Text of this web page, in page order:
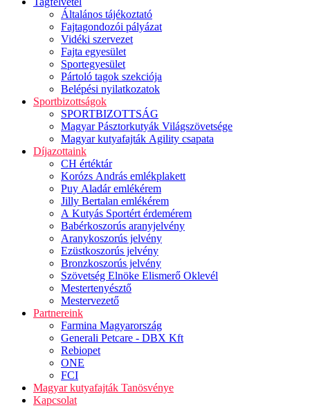
Általános tájékoztató
Fajtagondozói pályázat
Vidéki szervezet
Fajta egyesület
Sportegyesület
Pártoló tagok szekciója
Belépési nyilatkozatok
Sportbizottságok
SPORTBIZOTTSÁG
Magyar Pásztorkutyák Világszövetsége
Magyar kutyafajták Agility csapata
Díjazottaink
CH értéktár
Korózs András emlékplakett
Puy Aladár emlékérem
Jilly Bertalan emlékérem
A Kutyás Sportért érdemérem
Babérkoszorús aranyjelvény
Aranykoszorús jelvény
Ezüstkoszorús jelvény
Bronzkoszorús jelvény
Szövetség Elnöke Elismerő Oklevél
Mestertenyésztő
Mestervezető
Partnereink
Farmina Magyarország
Generali Petcare - DBX Kft
Rebiopet
ONE
FCI
Magyar kutyafajták Tanösvénye
Kapcsolat